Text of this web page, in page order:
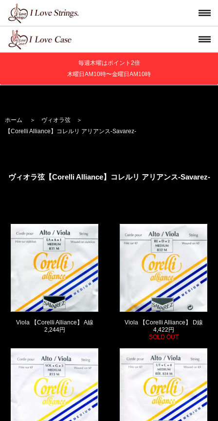
毎週木曜はポイント2倍
木曜日AM10時〜金曜日AM10時
ホーム ＞ ヴィオラ弦 ＞
【Corelli Alliance】 コレルリ アリアンス-Savarez-
ヴィオラ弦【Corelli Alliance】 コレルリ アリアンス-Savarez-
Viola 【Corelli Alliance】 A線
2,244円
Viola 【Corelli Alliance】 D線
4,422円
SOLD OUT